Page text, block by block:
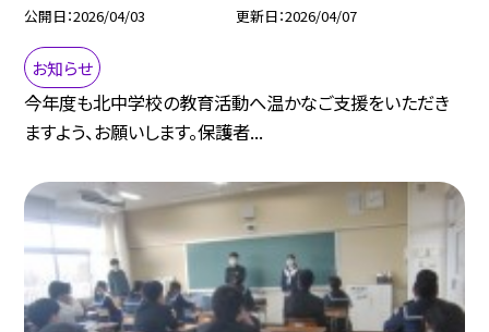
公開日 2026/04/03 更新日 2026/04/07
お知らせ
今年度も北中学校の教育活動へ温かなご支援をいただき
ますよう、お願いします。保護者...